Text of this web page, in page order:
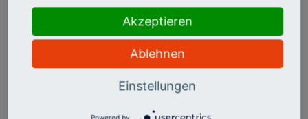
AUSSERSCHULISCHES LERNEN
Freude am Lernen
Der Stifterverband schuf vor 40 Jahren mit Bildung &
Akzeptieren
Ablehnen
Einstellungen
Powered by